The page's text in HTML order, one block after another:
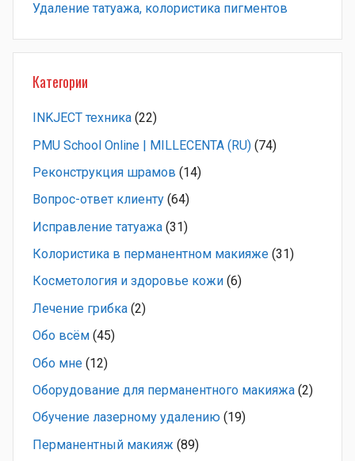
Удаление татуажа, колористика пигментов
Категории
INKJECT техника (22)
PMU School Online | MILLECENTA (RU) (74)
Pеконструкция шрамов (14)
Вопрос-ответ клиенту (64)
Исправление татуажа (31)
Колористика в перманентном макияже (31)
Косметология и здоровье кожи (6)
Лечение грибка (2)
Обо всём (45)
Обо мне (12)
Оборудование для перманентного макияжа (2)
Обучение лазерному удалению (19)
Перманентный макияж (89)